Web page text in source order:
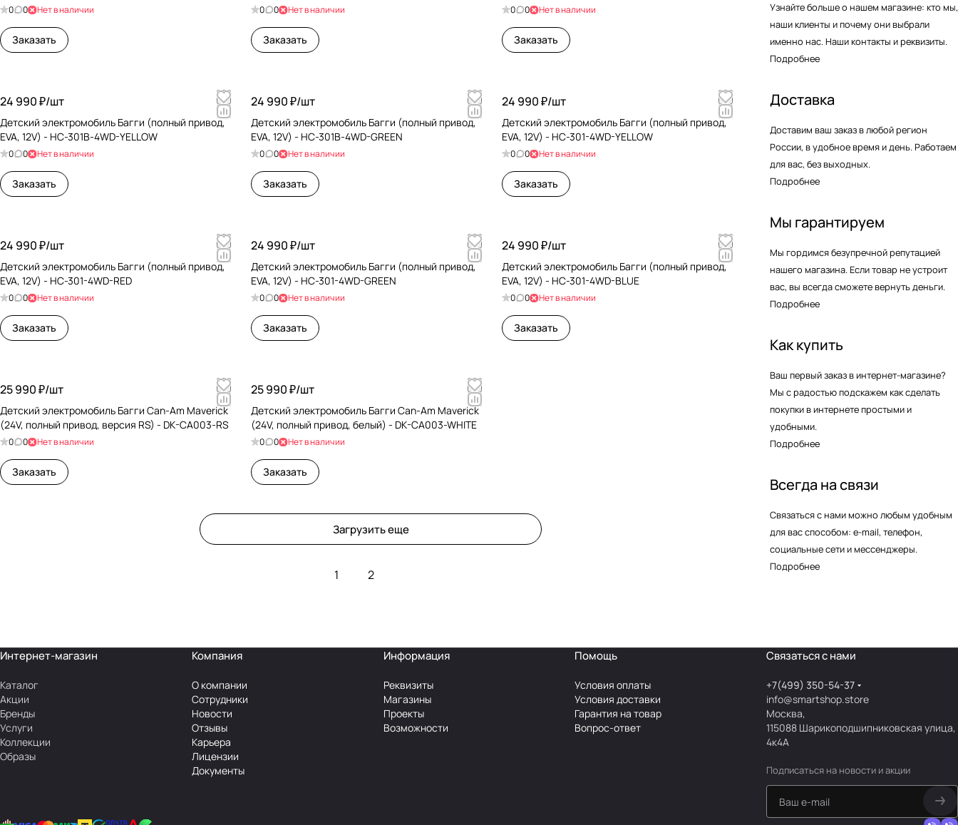
0 0 Нет в наличии
Заказать
0 0 Нет в наличии
Заказать
0 0 Нет в наличии
Заказать
24 990 ₽/шт
Детский электромобиль Багги (полный привод,
EVA, 12V) - HC-301B-4WD-YELLOW
0 0 Нет в наличии
Заказать
24 990 ₽/шт
Детский электромобиль Багги (полный привод,
EVA, 12V) - HC-301B-4WD-GREEN
0 0 Нет в наличии
Заказать
24 990 ₽/шт
Детский электромобиль Багги (полный привод,
EVA, 12V) - HC-301-4WD-YELLOW
0 0 Нет в наличии
Заказать
24 990 ₽/шт
Детский электромобиль Багги (полный привод,
EVA, 12V) - HC-301-4WD-RED
0 0 Нет в наличии
Заказать
24 990 ₽/шт
Детский электромобиль Багги (полный привод,
EVA, 12V) - HC-301-4WD-GREEN
0 0 Нет в наличии
Заказать
24 990 ₽/шт
Детский электромобиль Багги (полный привод,
EVA, 12V) - HC-301-4WD-BLUE
0 0 Нет в наличии
Заказать
25 990 ₽/шт
Детский электромобиль Багги Can-Am Maverick
(24V, полный привод, версия RS) - DK-CA003-RS
0 0 Нет в наличии
Заказать
25 990 ₽/шт
Детский электромобиль Багги Can-Am Maverick
(24V, полный привод, белый) - DK-CA003-WHITE
0 0 Нет в наличии
Заказать
Загрузить еще
1 2
Узнайте больше о нашем магазине: кто мы,
наши клиенты и почему они выбрали
именно нас. Наши контакты и реквизиты.
Подробнее
Доставка
Доставим ваш заказ в любой регион
России, в удобное время и день. Работаем
для вас, без выходных.
Подробнее
Мы гарантируем
Мы гордимся безупречной репутацией
нашего магазина. Если товар не устроит
вас, вы всегда сможете вернуть деньги.
Подробнее
Как купить
Ваш первый заказ в интернет-магазине?
Мы с радостью подскажем как сделать
покупки в интернете простыми и
удобными.
Подробнее
Всегда на связи
Связаться с нами можно любым удобным
для вас способом: e-mail, телефон,
социальные сети и мессенджеры.
Подробнее
Интернет-магазин
Каталог
Акции
Бренды
Услуги
Коллекции
Образы
Компания
О компании
Сотрудники
Новости
Отзывы
Карьера
Лицензии
Документы
Информация
Реквизиты
Магазины
Проекты
Возможности
Помощь
Условия оплаты
Условия доставки
Гарантия на товар
Вопрос-ответ
Связаться с нами
+7(499) 350-54-37
info@smartshop.store
Москва,
115088 Шарикоподшипниковская улица,
4к4А
Подписаться на новости и акции